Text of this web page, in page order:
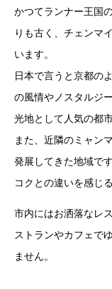
かつてランナー王国
りも古く、チェンマ
います。
日本で言うと京都の
の風情やノスタルジ
光地として人気の都
また、近隣のミャン
発展してきた地域で
コクとの違いを感じ
市内にはお洒落なレ
ストランやカフェで
ません。